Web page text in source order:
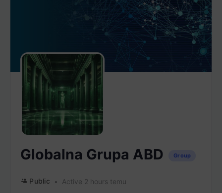
Globalna Grupa ABD Group
Public
Active 2 hours temu